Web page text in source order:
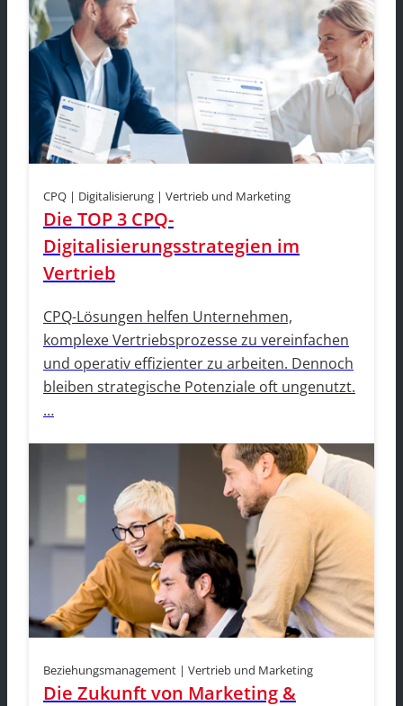
CPQ | Digitalisierung | Vertrieb und Marketing
Die TOP 3 CPQ-
Digitalisierungsstrategien im
Vertrieb
CPQ-Lösungen helfen Unternehmen,
komplexe Vertriebsprozesse zu vereinfachen
und operativ effizienter zu arbeiten. Dennoch
bleiben strategische Potenziale oft ungenutzt.
…
Beziehungsmanagement | Vertrieb und Marketing
Die Zukunft von Marketing &